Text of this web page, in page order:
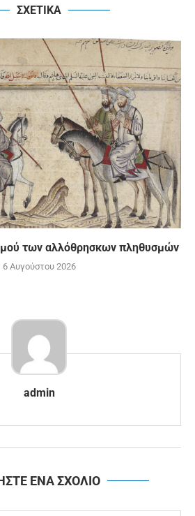
ΣΧΕΤΙΚΑ
των αλλόθρησκων πληθυσμών
6 Αυγούστου 2026
admin
ΕΝΑ ΣΧΟΛΙΟ